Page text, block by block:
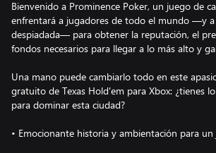
Bienvenido a Prominence Poker, un juego de
enfrentará a jugadores de todo el mundo —y
despiadada— para obtener la reputación, el
fondos necesarios para llegar a lo más alto y
Una mano puede cambiarlo todo en este
gratuito de Texas Hold'em para Xbox: ¿tienes
para dominar esta ciudad?
• Emocionante historia y ambientación para